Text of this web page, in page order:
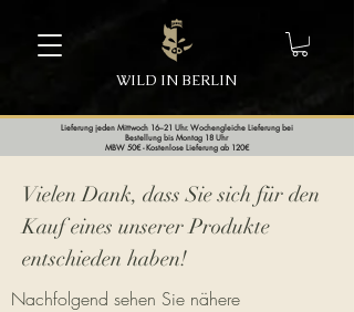
WILD IN BERLIN
Lieferung jeden Mittwoch 16–21 Uhr. Wochengleiche Lieferung bei
Bestellung bis Montag 18 Uhr
MBW 50€ - Kostenlose Lieferung ab 120€
Vielen Dank, dass Sie sich für den
Kauf eines unserer Produkte
entschieden haben!
Nachfolgend sehen Sie nähere